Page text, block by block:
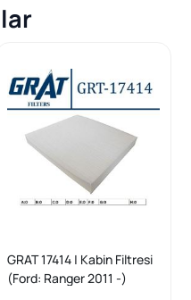
GRAT 17414 | Kabin Filtresi
(Ford: Ranger 2011 -)